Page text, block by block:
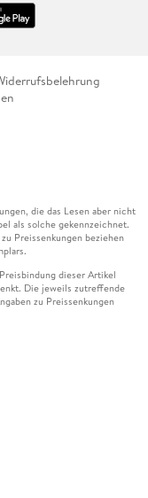
die das Lesen aber nicht
als solche gekennzeichnet.
Preissenkungen beziehen
dieser Artikel
Die jeweils zutreffende
zu Preissenkungen